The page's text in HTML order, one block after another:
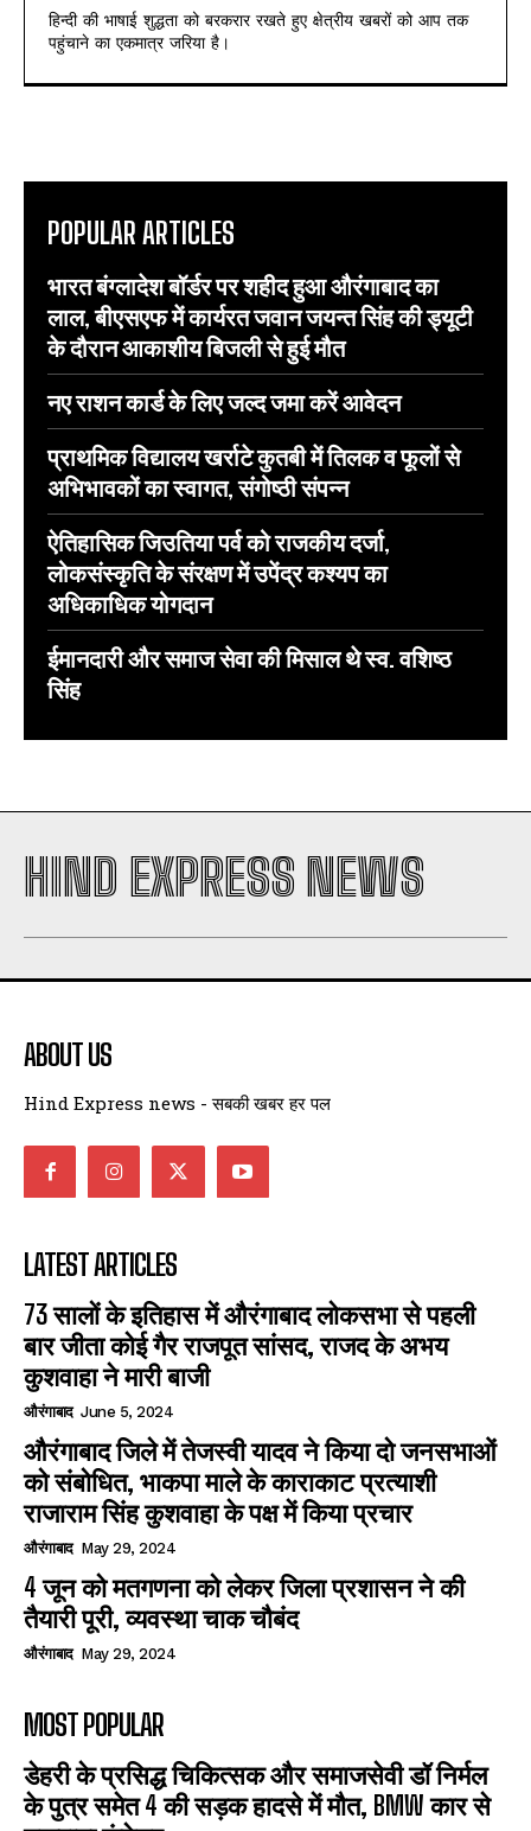
हिन्दी की भाषाई शुद्धता को बरकरार रखते हुए क्षेत्रीय खबरों को आप तक
पहुंचाने का एकमात्र जरिया है।
POPULAR ARTICLES
भारत बंग्लादेश बॉर्डर पर शहीद हुआ औरंगाबाद का
लाल, बीएसएफ में कार्यरत जवान जयन्त सिंह की ड्यूटी
के दौरान आकाशीय बिजली से हुई मौत
नए राशन कार्ड के लिए जल्द जमा करें आवेदन
प्राथमिक विद्यालय खर्राटे कुतबी में तिलक व फूलों से
अभिभावकों का स्वागत, संगोष्ठी संपन्न
ऐतिहासिक जिउतिया पर्व को राजकीय दर्जा,
लोकसंस्कृति के संरक्षण में उपेंद्र कश्यप का
अधिकाधिक योगदान
ईमानदारी और समाज सेवा की मिसाल थे स्व. वशिष्ठ
सिंह
HIND EXPRESS NEWS
ABOUT US
Hind Express news - सबकी खबर हर पल
LATEST ARTICLES
73 सालों के इतिहास में औरंगाबाद लोकसभा से पहली
बार जीता कोई गैर राजपूत सांसद, राजद के अभय
कुशवाहा ने मारी बाजी
औरंगाबाद June 5, 2024
औरंगाबाद जिले में तेजस्वी यादव ने किया दो जनसभाओं
को संबोधित, भाकपा माले के काराकाट प्रत्याशी
राजाराम सिंह कुशवाहा के पक्ष में किया प्रचार
औरंगाबाद May 29, 2024
4 जून को मतगणना को लेकर जिला प्रशासन ने की
तैयारी पूरी, व्यवस्था चाक चौबंद
औरंगाबाद May 29, 2024
MOST POPULAR
डेहरी के प्रसिद्ध चिकित्सक और समाजसेवी डॉ निर्मल
के पुत्र समेत 4 की सड़क हादसे में मौत, BMW कार से